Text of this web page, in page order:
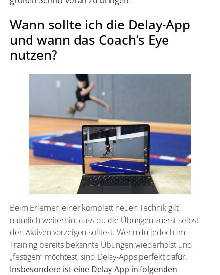
Wann sollte ich die Delay-App
und wann das Coach’s Eye
nutzen?
Beim Erlernen einer komplett neuen Technik gilt
natürlich weiterhin, dass du die Übungen zuerst selbst
den Aktiven vorzeigen solltest. Wenn du jedoch im
Training bereits bekannte Übungen wiederholst und
„festigen“ möchtest, sind Delay-Apps perfekt dafür.
Insbesondere ist eine Delay-App in folgenden